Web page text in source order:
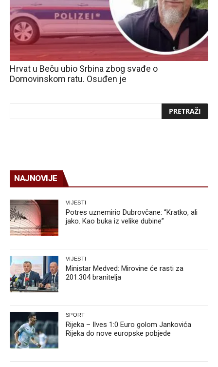
Hrvat u Beču ubio Srbina zbog svađe o
Domovinskom ratu. Osuđen je
NAJNOVIJE
VIJESTI
Potres uznemirio Dubrovčane: “Kratko, ali
jako. Kao buka iz velike dubine”
VIJESTI
Ministar Medved: Mirovine će rasti za
201.304 branitelja
SPORT
Rijeka – Ilves 1:0 Euro golom Jankovića
Rijeka do nove europske pobjede